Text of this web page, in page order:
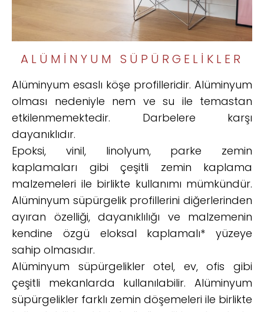
ALÜMINYUM SÜPÜRGELIKLER
Alüminyum esaslı köşe profilleridir. Alüminyum
olması nedeniyle nem ve su ile temastan
etkilenmemektedir. Darbelere karşı
dayanıklıdır.
Epoksi, vinil, linolyum, parke zemin
kaplamaları gibi çeşitli zemin kaplama
malzemeleri ile birlikte kullanımı mümkündür.
Alüminyum süpürgelik profillerini diğerlerinden
ayıran özelliği, dayanıklılığı ve malzemenin
kendine özgü eloksal kaplamalı* yüzeye
sahip olmasıdır.
Alüminyum süpürgelikler otel, ev, ofis gibi
çeşitli mekanlarda kullanılabilir. Alüminyum
süpürgelikler farklı zemin döşemeleri ile birlikte